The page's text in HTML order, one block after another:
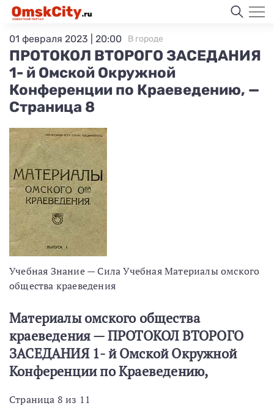
ПРОТОКОЛ ВТОРОГО ЗАСЕДАНИЯ
1- й Омской Окружной
Конференции по Краеведению, —
Страница 8
01 февраля 2023 | 20:00 В городе
Учебная Знание — Сила Учебная Материалы омского
общества краеведения
Материалы омского общества
краеведения — ПРОТОКОЛ ВТОРОГО
ЗАСЕДАНИЯ 1- й Омской Окружной
Конференции по Краеведению,
Страница 8 из 11